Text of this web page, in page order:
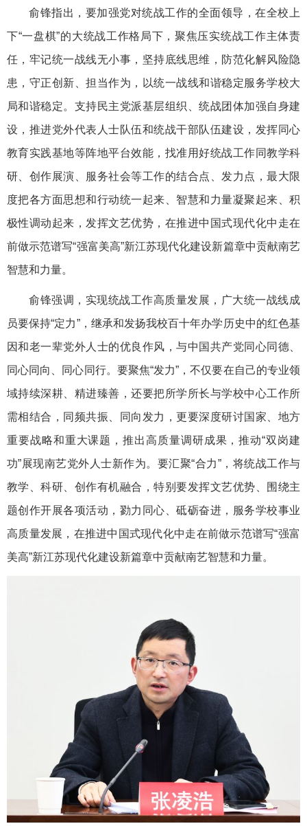
俞锋指出，要加强党对统战工作的全面领导，在全校上
下“一盘棋”的大统战工作格局下，聚焦压实统战工作主体责
任，牢记统一战线无小事，坚持底线思维，防范化解风险隐
患，守正创新、担当作为，以统一战线和谐稳定服务学校大
局和谐稳定。支持民主党派基层组织、统战团体加强自身建
设，推进党外代表人士队伍和统战干部队伍建设，发挥同心
教育实践基地等阵地平台效能，找准用好统战工作同教学科
研、创作展演、服务社会等工作的结合点、发力点，最大限
度把各方面思想和行动统一起来、智慧和力量凝聚起来、积
极性调动起来，发挥文艺优势，在推进中国式现代化中走在
前做示范谱写“强富美高”新江苏现代化建设新篇章中贡献南艺
智慧和力量。
俞锋强调，实现统战工作高质量发展，广大统一战线成
员要保持“定力”，继承和发扬我校百十年办学历史中的红色基
因和老一辈党外人士的优良作风，与中国共产党同心同德、
同心同向、同心同行。要聚焦“发力”，不仅要在自己的专业领
域持续深耕、精进臻善，还要把所学所长与学校中心工作所
需相结合，同频共振、同向发力，更要深度研讨国家、地方
重要战略和重大课题，推出高质量调研成果，推动“双岗建
功”展现南艺党外人士新作为。要汇聚“合力”，将统战工作与
教学、科研、创作有机融合，特别要发挥文艺优势、围绕主
题创作开展各项活动，勠力同心、砥砺奋进，服务学校事业
高质量发展，在推进中国式现代化中走在前做示范谱写“强富
美高”新江苏现代化建设新篇章中贡献南艺智慧和力量。